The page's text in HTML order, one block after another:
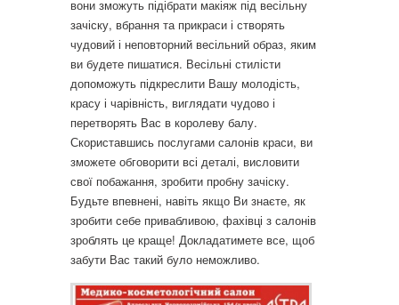
вони зможуть підібрати макіяж під весільну
зачіску, вбрання та прикраси і створять
чудовий і неповторний весільний образ, яким
ви будете пишатися. Весільні стилісти
допоможуть підкреслити Вашу молодість,
красу і чарівність, виглядати чудово і
перетворять Вас в королеву балу.
Скориставшись послугами салонів краси, ви
зможете обговорити всі деталі, висловити
свої побажання, зробити пробну зачіску.
Будьте впевнені, навіть якщо Ви знаєте, як
зробити себе привабливою, фахівці з салонів
зроблять це краще! Докладатимете все, щоб
забути Вас такий було неможливо.